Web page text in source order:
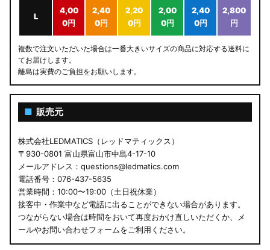
L
4,00
0円
2,40
0円
2,20
0円
2,00
0円
2,40
0円
2,800
円
複数で注文いただいた場合は一番大きいサイズの商品に対応する送料に
てお届けします。
離島は実費のご負担をお願いします。
■ 販売元
株式会社LEDMATICS（レッドマティックス）
〒930-0801 富山県富山市中島4-17-10
メールアドレス：questions@ledmatics.com
電話番号：076-437-5635
営業時間：10:00〜19:00（土日祝休業）
接客中・作業中など電話に出ることができない場合があります。
つながらない場合は時間をおいて再度おかけ直しいただくか、メ
ールやお問い合わせフォームをご利用ください。